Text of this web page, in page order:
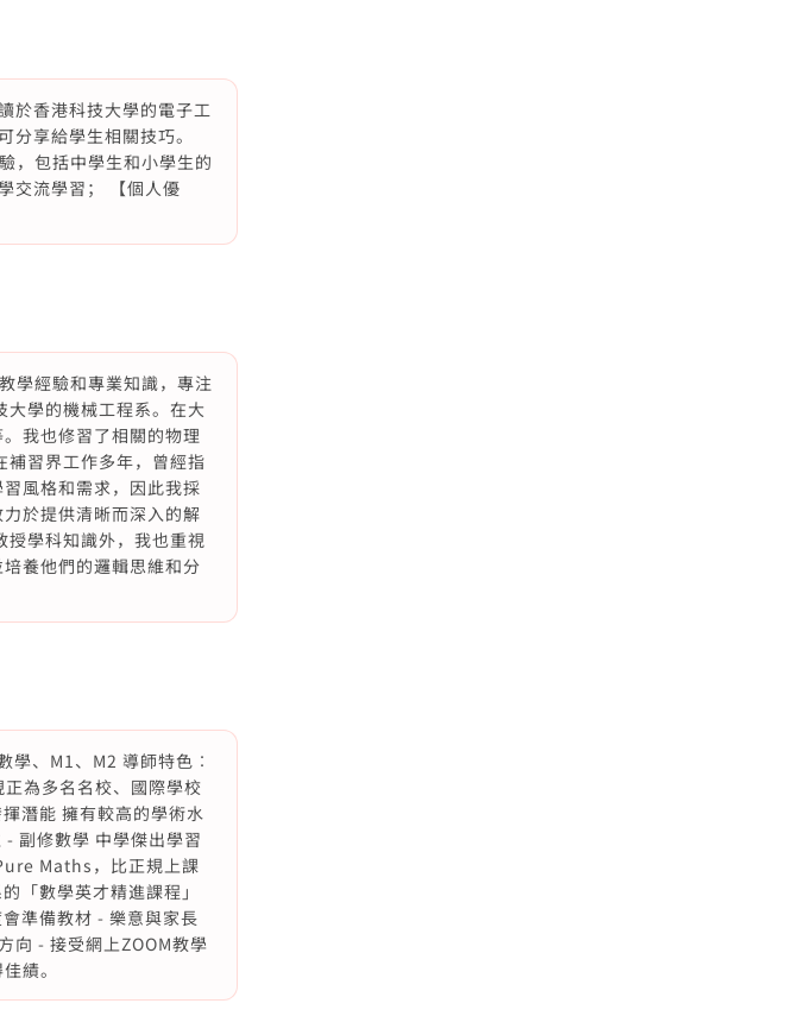
於香港科技大學的電子工
享給學生相關技巧。
，包括中學生和小學生的
交流學習； 【個人優
學經驗和專業知識，專注
大學的機械工程系。在大
我也修習了相關的物理
補習界工作多年，曾經指
風格和需求，因此我採
於提供清晰而深入的解
授學科知識外，我也重視
養他們的邏輯思維和分
、M1、M2 導師特色︰
為多名名校、國際學校
潛能 擁有較高的學術水
副修數學 中學傑出學習
Maths，比正規上課
「數學英才精進課程」
準備教材 - 樂意與家長
向 - 接受網上ZOOM教學
績。